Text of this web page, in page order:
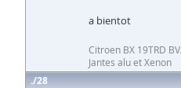
a bientot
Citroen BX 19TRD
Jantes alu et Xenon
28